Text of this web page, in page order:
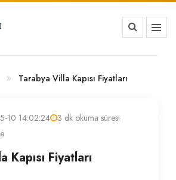
Tarabya Villa Kapısı Fiyatları
10 14:02:24 3 dk okuma süresi
Kapısı Fiyatları